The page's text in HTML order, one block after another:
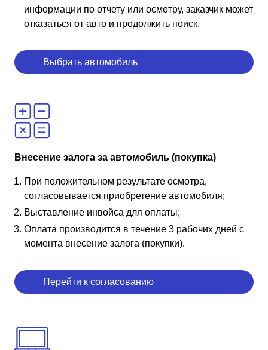
информации по отчету или осмотру, заказчик может
отказаться от авто и продолжить поиск.
Выбрать автомобиль
Внесение залога за автомобиль (покупка)
При положительном результате осмотра,
согласовывается приобретение автомобиля;
Выставление инвойса для оплаты;
Оплата производится в течение 3 рабочих дней с
момента внесение залога (покупки).
Перейти к согласованию